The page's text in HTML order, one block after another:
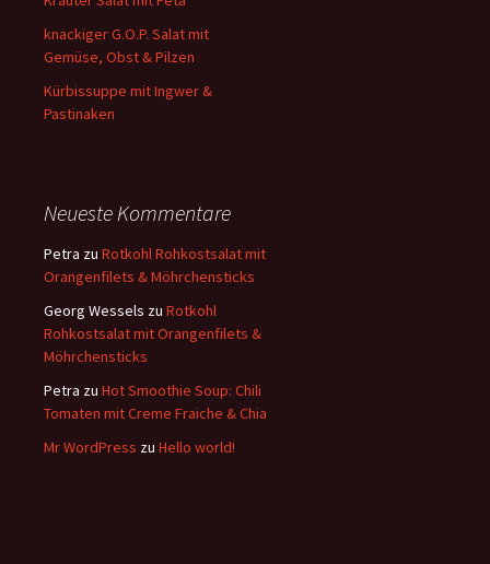
knackiger G.O.P. Salat mit
Gemüse, Obst & Pilzen
Kürbissuppe mit Ingwer &
Pastinaken
Neueste Kommentare
Petra zu Rotkohl Rohkostsalat mit
Orangenfilets & Möhrchensticks
Georg Wessels zu Rotkohl
Rohkostsalat mit Orangenfilets &
Möhrchensticks
Petra zu Hot Smoothie Soup: Chili
Tomaten mit Creme Fraiche & Chia
Mr WordPress zu Hello world!